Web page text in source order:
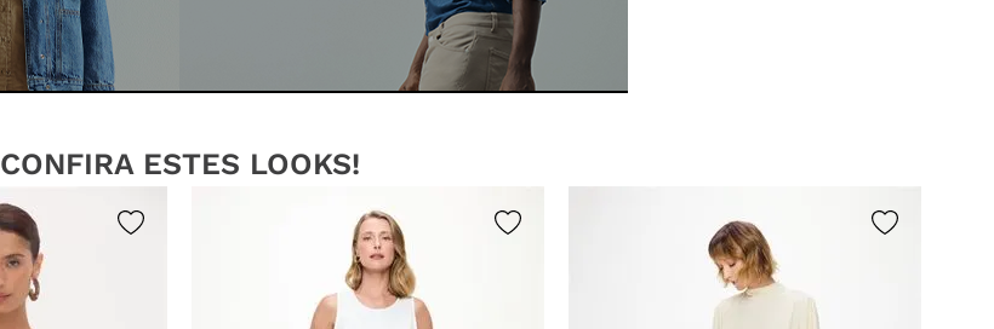
CONFIRA ESTES LOOKS!